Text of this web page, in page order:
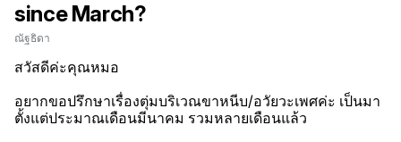
since March?
ณัฐธิดา
สวัสดีค่ะคุณหมอ
อยากขอปรึกษาเรื่องตุ่มบริเวณขาหนีบ/อวัยวะเพศค่ะ เป็นมา
ตั้งแต่ประมาณเดือนมีนาคม รวมหลายเดือนแล้ว